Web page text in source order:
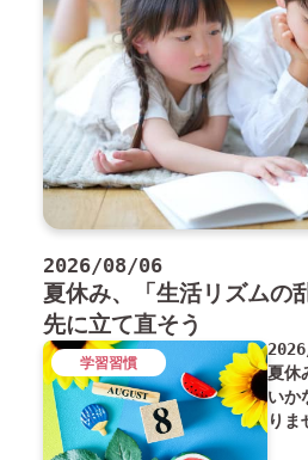
2026/08/06
夏休み、「生活リズムの
先に立て直そう
夏休
いか
りま
学習習慣